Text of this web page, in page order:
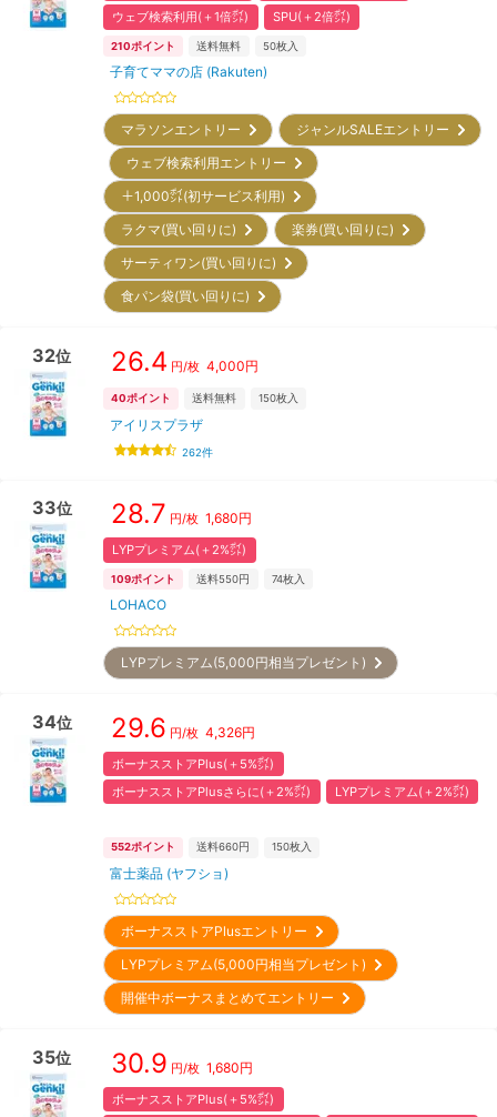
ウェブ検索利用(＋1倍㌽) SPU(＋2倍㌽)
210ポイント 送料無料 50枚入
子育てママの店 (Rakuten)
マラソンエントリー
ジャンルSALEエントリー
ウェブ検索利用エントリー
＋1,000㌽(初サービス利用)
ラクマ(買い回りに)
楽券(買い回りに)
サーティワン(買い回りに)
食パン袋(買い回りに)
32位 26.4 円/枚 4,000円
40ポイント 送料無料 150枚入
アイリスプラザ
262件
33位 28.7 円/枚 1,680円
LYPプレミアム(＋2%㌽)
109ポイント 送料550円 74枚入
LOHACO
LYPプレミアム(5,000円相当プレゼント)
34位 29.6 円/枚 4,326円
ボーナスストアPlus(＋5%㌽)
ボーナスストアPlusさらに(＋2%㌽)
LYPプレミアム(＋2%㌽)
552ポイント 送料660円 150枚入
富士薬品 (ヤフショ)
ボーナスストアPlusエントリー
LYPプレミアム(5,000円相当プレゼント)
開催中ボーナスまとめてエントリー
35位 30.9 円/枚 1,680円
ボーナスストアPlus(＋5%㌽)